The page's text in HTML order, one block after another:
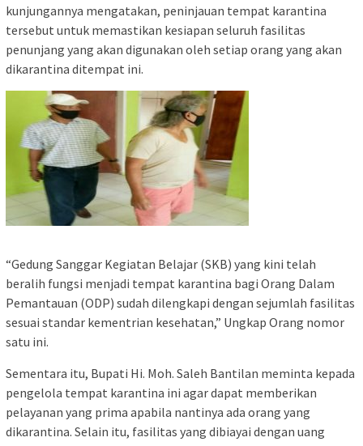
kunjungannya mengatakan, peninjauan tempat karantina
tersebut untuk memastikan kesiapan seluruh fasilitas
penunjang yang akan digunakan oleh setiap orang yang akan
dikarantina ditempat ini.
“Gedung Sanggar Kegiatan Belajar (SKB) yang kini telah
beralih fungsi menjadi tempat karantina bagi Orang Dalam
Pemantauan (ODP) sudah dilengkapi dengan sejumlah fasilitas
sesuai standar kementrian kesehatan,” Ungkap Orang nomor
satu ini.
Sementara itu, Bupati Hi. Moh. Saleh Bantilan meminta kepada
pengelola tempat karantina ini agar dapat memberikan
pelayanan yang prima apabila nantinya ada orang yang
dikarantina. Selain itu, fasilitas yang dibiayai dengan uang